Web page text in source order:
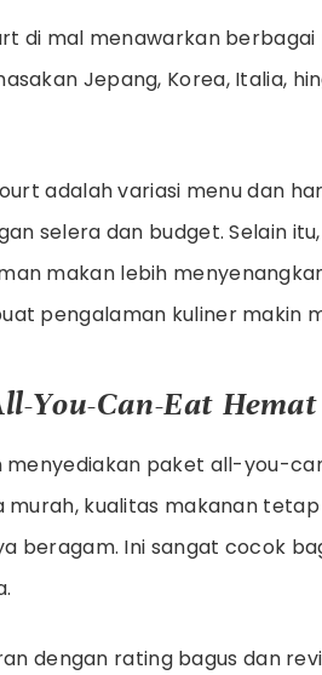
di mal menawarkan
Jepang, Korea, Italia,
adalah variasi menu dan
selera dan budget. Selain
makan lebih
pengalaman kuliner makin
You-Can-Eat Hemat
paket all-you-
murah, kualitas makanan
beragam. Ini sangat cocok
dengan rating bagus dan